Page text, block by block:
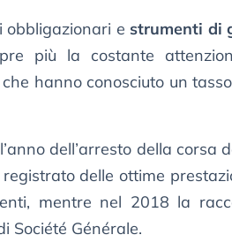
obbligazionari e strumenti di
più la costante
hanno conosciuto un
dell’arresto della corsa
delle ottime
mentre nel 2018 la
Société Générale.